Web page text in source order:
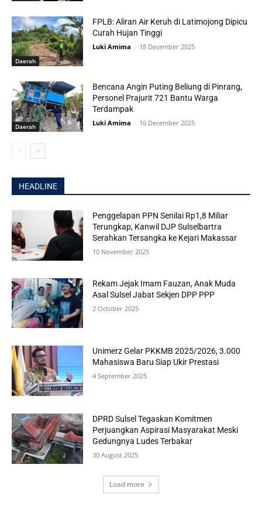
Daerah
FPLB: Aliran Air Keruh di Latimojong Dipicu
Curah Hujan Tinggi
Luki Amima - 18 December 2025
Daerah
Bencana Angin Puting Beliung di Pinrang,
Personel Prajurit 721 Bantu Warga
Terdampak
Luki Amima - 16 December 2025
HEADLINE
Penggelapan PPN Senilai Rp1,8 Miliar
Terungkap, Kanwil DJP Sulselbartra
Serahkan Tersangka ke Kejari Makassar
10 November 2025
Rekam Jejak Imam Fauzan, Anak Muda
Asal Sulsel Jabat Sekjen DPP PPP
2 October 2025
Unimerz Gelar PKKMB 2025/2026, 3.000
Mahasiswa Baru Siap Ukir Prestasi
4 September 2025
DPRD Sulsel Tegaskan Komitmen
Perjuangkan Aspirasi Masyarakat Meski
Gedungnya Ludes Terbakar
30 August 2025
Load more